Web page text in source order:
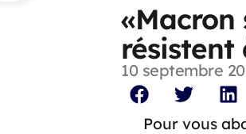
«Macron
résistent
10 septembre
Pour vous